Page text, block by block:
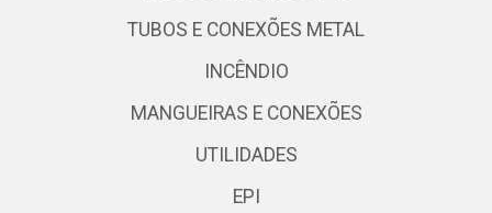
TUBOS E CONEXÕES METAL
INCÊNDIO
MANGUEIRAS E CONEXÕES
UTILIDADES
EPI